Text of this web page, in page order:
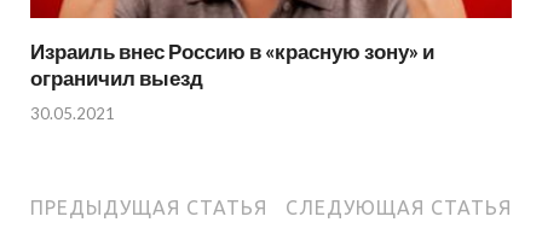
Израиль внес Россию в «красную зону» и
ограничил выезд
30.05.2021
ПРЕДЫДУЩАЯ СТАТЬЯ СЛЕДУЮЩАЯ СТАТЬЯ